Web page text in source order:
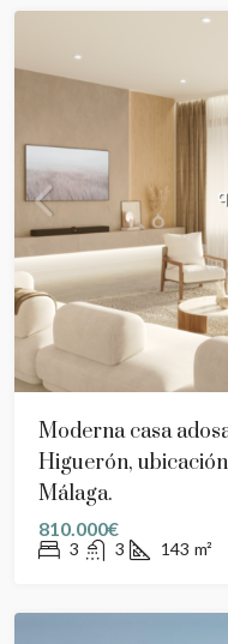
Moderna casa
Higuerón,
Málaga.
810.000€
3 3 143 m²